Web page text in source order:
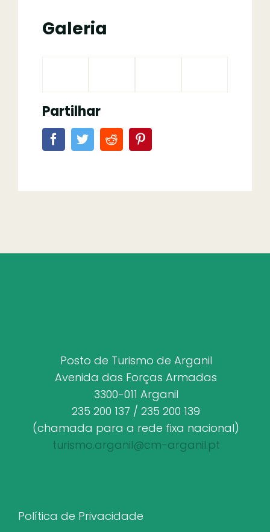
Galeria
Partilhar
Posto de Turismo de Arganil
Avenida das Forças Armadas
3300-011 Arganil
235 200 137 / 235 200 139
(chamada para a rede fixa nacional)
turismo.arganil@cm-arganil.pt
Política de Privacidade